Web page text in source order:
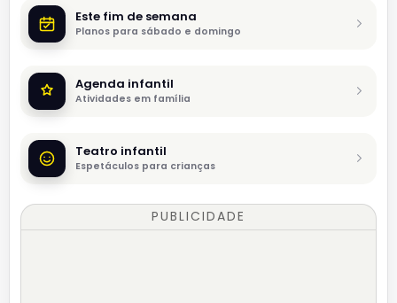
Este fim de semana
Planos para sábado e domingo
Agenda infantil
Atividades em família
Teatro infantil
Espetáculos para crianças
PUBLICIDADE